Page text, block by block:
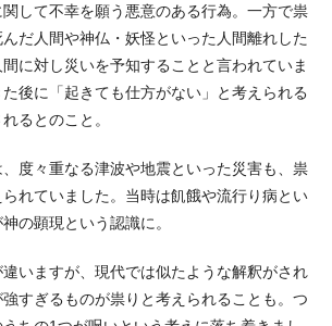
して不幸を願う悪意のある行為。一方で祟
だ人間や神仏・妖怪といった人間離れした
に対し災いを予知することと言われていま
後に「起きても仕方がない」と考えられる
るとのこと。
度々重なる津波や地震といった災害も、祟
れていました。当時は飢餓や流行り病とい
の顕現という認識に。
いますが、現代では似たような解釈がされ
すぎるものが祟りと考えられることも。つ